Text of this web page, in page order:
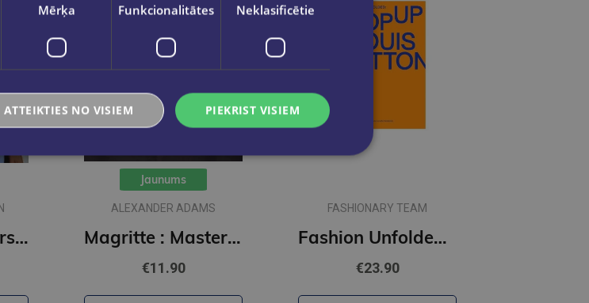
Picasso : Masters of Art
Jaunums
ALEXANDER ADAMS
Magritte : Masters of Art
€11.90
FASHIONARY TEAM
Fashion Unfolded: Pop-Up Louis Vuitton
€23.90
Mērķa Funkcionalitātes Neklasificētie
PIEKRIST VISIEM
ATTEIKTIES NO VISIEM